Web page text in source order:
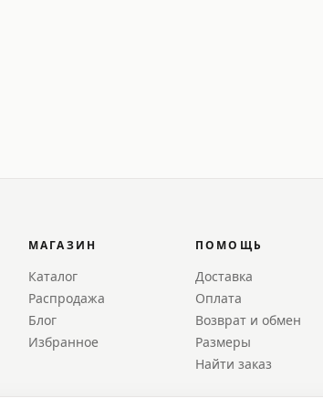
МАГАЗИН
Каталог
Распродажа
Блог
Избранное
ПОМОЩЬ
Доставка
Оплата
Возврат и обмен
Размеры
Найти заказ